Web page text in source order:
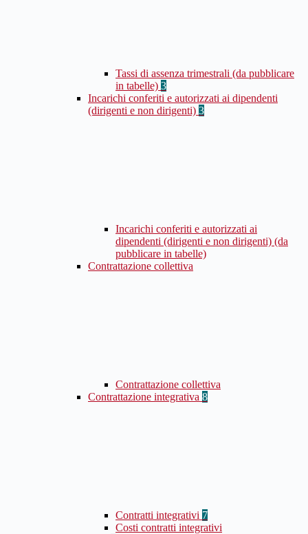
Tassi di assenza trimestrali (da pubblicare
in tabelle) 3
Incarichi conferiti e autorizzati ai dipendenti
(dirigenti e non dirigenti) 3
Incarichi conferiti e autorizzati ai
dipendenti (dirigenti e non dirigenti) (da
pubblicare in tabelle)
Contrattazione collettiva
Contrattazione collettiva
Contrattazione integrativa 8
Contratti integrativi 7
Costi contratti integrativi